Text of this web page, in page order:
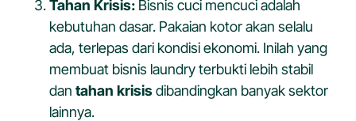
Tahan Krisis: Bisnis cuci mencuci adalah
kebutuhan dasar. Pakaian kotor akan selalu
ada, terlepas dari kondisi ekonomi. Inilah yang
membuat bisnis laundry terbukti lebih stabil
dantahan krisisdibandingkan banyak sektor
lainnya.